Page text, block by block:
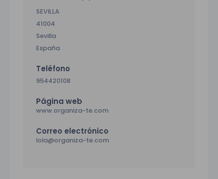
SEVILLA
41004
Sevilla
España
Teléfono
954420108
Página web
www.organiza-te.com
Correo electrónico
lola@organiza-te.com